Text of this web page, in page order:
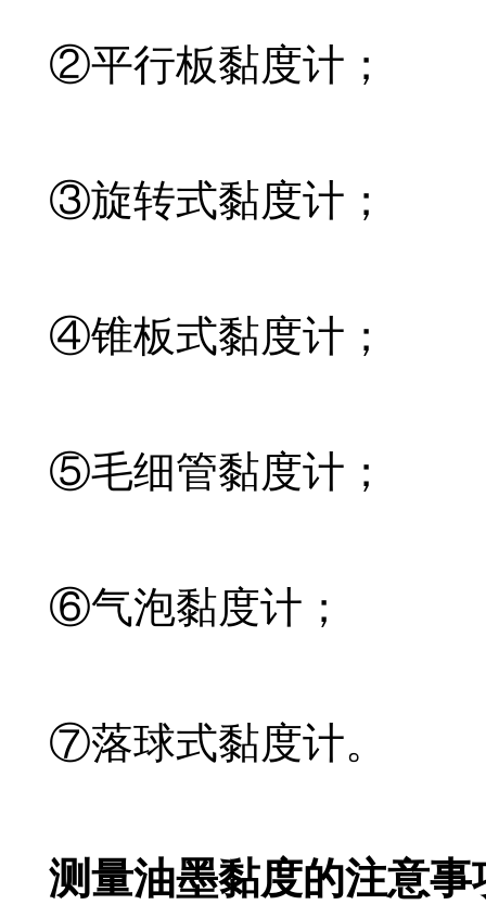
②平行板黏度计；
③旋转式黏度计；
④锥板式黏度计；
⑤毛细管黏度计；
⑥气泡黏度计；
⑦落球式黏度计。
测量油墨黏度的注意事